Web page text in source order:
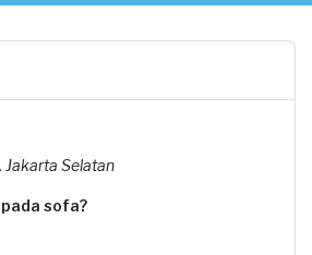
Jakarta Selatan
sofa?